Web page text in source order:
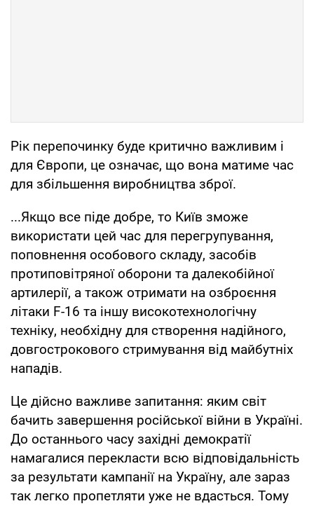
Рік перепочинку буде критично важливим і
для Європи, це означає, що вона матиме час
для збільшення виробництва зброї.
...Якщо все піде добре, то Київ зможе
використати цей час для перегрупування,
поповнення особового складу, засобів
протиповітряної оборони та далекобійної
артилерії, а також отримати на озброєння
літаки F-16 та іншу високотехнологічну
техніку, необхідну для створення надійного,
довгострокового стримування від майбутніх
нападів.
Це дійсно важливе запитання: яким світ
бачить завершення російської війни в Україні.
До останнього часу західні демократії
намагалися перекласти всю відповідальність
за результати кампанії на Україну, але зараз
так легко пропетляти уже не вдасться. Тому